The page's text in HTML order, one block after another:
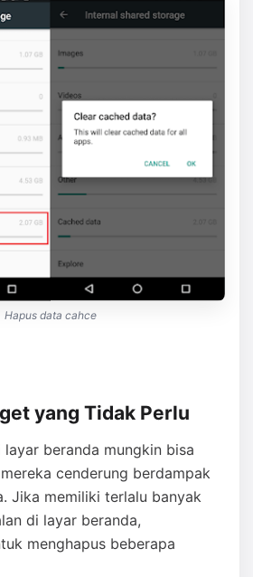
Hapus data cahce
yang Tidak Perlu
beranda mungkin bisa
cenderung berdampak
Jika memiliki terlalu banyak
di layar beranda,
menghapus beberapa